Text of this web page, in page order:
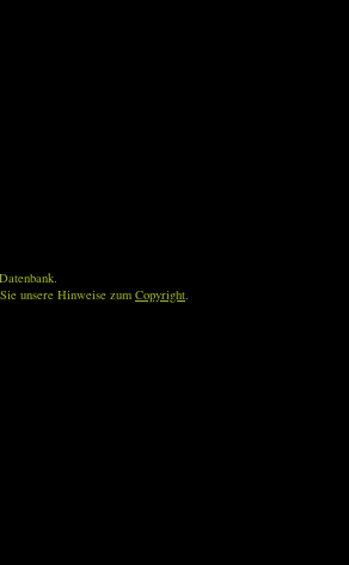
Sie unsere Hinweise zum Copyright